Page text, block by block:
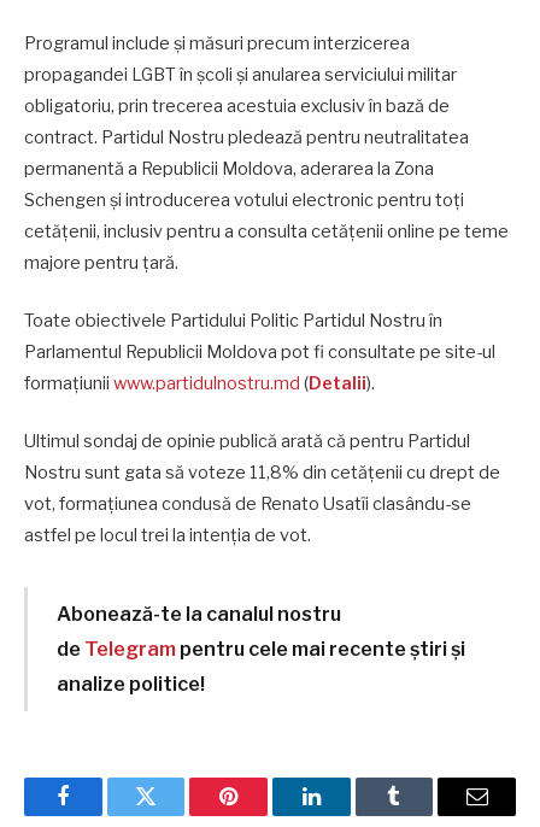
Programul include și măsuri precum interzicerea
propagandei LGBT în școli și anularea serviciului militar
obligatoriu, prin trecerea acestuia exclusiv în bază de
contract. Partidul Nostru pledează pentru neutralitatea
permanentă a Republicii Moldova, aderarea la Zona
Schengen și introducerea votului electronic pentru toți
cetățenii, inclusiv pentru a consulta cetățenii online pe teme
majore pentru țară.
Toate obiectivele Partidului Politic Partidul Nostru în
Parlamentul Republicii Moldova pot fi consultate pe site-ul
formațiunii www.partidulnostru.md (Detalii).
Ultimul sondaj de opinie publică arată că pentru Partidul
Nostru sunt gata să voteze 11,8% din cetățenii cu drept de
vot, formațiunea condusă de Renato Usatîi clasându-se
astfel pe locul trei la intenția de vot.
Abonează-te la canalul nostru
de Telegram pentru cele mai recente știri și
analize politice!
FacebookTwitter Pinterest LinkedInTumblr Email